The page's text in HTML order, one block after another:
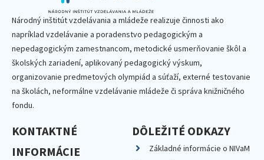
Národný inštitút vzdelávania a mládeže realizuje činnosti ako
napríklad vzdelávanie a poradenstvo pedagogickým a
nepedagogickým zamestnancom, metodické usmerňovanie škôl a
školských zariadení, aplikovaný pedagogický výskum,
organizovanie predmetových olympiád a súťaží, externé testovanie
na školách, neformálne vzdelávanie mládeže či správa knižničného
fondu.
KONTAKTNÉ
INFORMÁCIE
DÔLEŽITÉ ODKAZY
Základné informácie o NIVaM